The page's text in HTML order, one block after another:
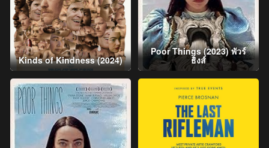
Kinds of Kindness (2024)
Poor Things (2023) พัวร์
ธิงส์